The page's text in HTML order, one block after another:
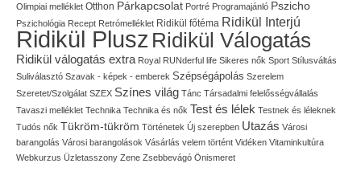
Olimpiai melléklet Otthon Párkapcsolat Portré Programajánló Pszicho
Pszichológia Recept Retrómelléklet Ridikül főtéma Ridikül Interjú
Ridikül Plusz Ridikül Válogatás
Ridikül válogatás extra Royal RUNderful life Sikeres nők Sport Stílusváltás
Suliválasztó Szavak - képek - emberek Szépségápolás Szerelem
Szeretet/Szolgálat SZEX Színes világ Tánc Társadalmi felelősségvállalás
Tavaszi melléklet Technika Technika és nők Test és lélek Testnek és léleknek
Tudós nők Tükröm-tükröm Történetek Új szerepben Utazás Városi
barangolás Városi barangolások Vásárlás velem történt Vidéken Vitaminkultúra
Webkurzus Üzletasszony Zene Zsebbevágó Önismeret